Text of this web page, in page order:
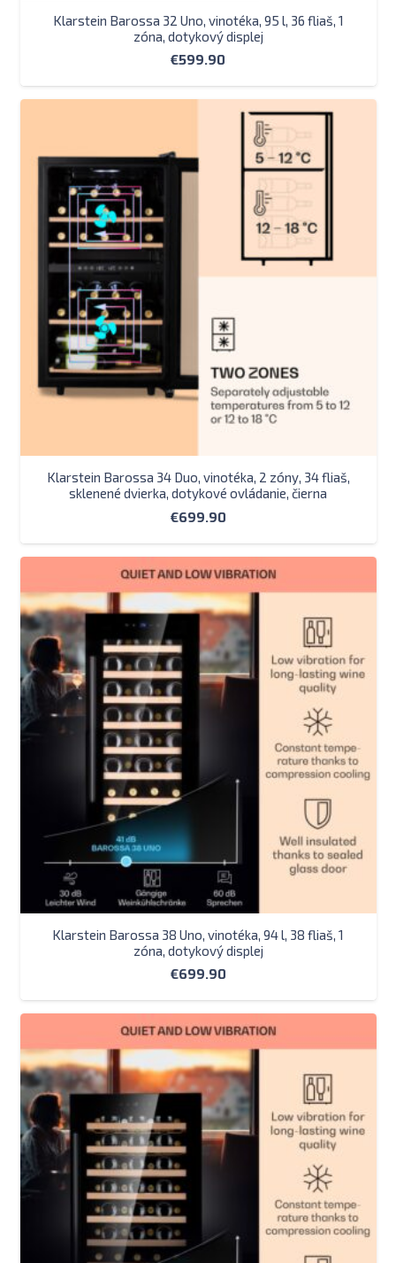
Klarstein Barossa 32 Uno, vinotéka, 95 l, 36 fliaš, 1
zóna, dotykový displej
€599.90
Klarstein Barossa 34 Duo, vinotéka, 2 zóny, 34 fliaš,
sklenené dvierka, dotykové ovládanie, čierna
€699.90
Klarstein Barossa 38 Uno, vinotéka, 94 l, 38 fliaš, 1
zóna, dotykový displej
€699.90